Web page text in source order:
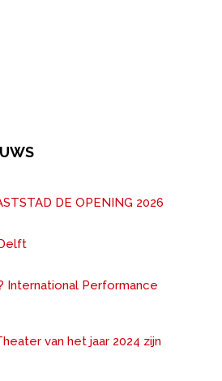
DE OPENING 2026
International Performance
van het jaar 2024 zijn